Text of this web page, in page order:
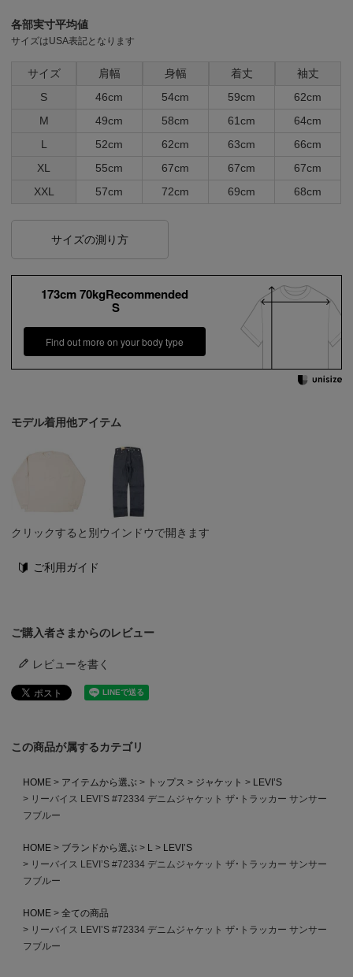
各部実寸平均値
サイズはUSA表記となります
サイズ 肩幅 身幅 着丈
袖丈
S
46cm 54cm 59cm
62cm
M
49cm 58cm 61cm
64cm
L
52cm 62cm 63cm
66cm
XL
55cm 67cm 67cm
67cm
XXL
57cm 72cm 69cm 68cm
サイズの測り方
173cm 70kgRecommended
S
Find out more on your body type
モデル着用他アイテム
クリックすると別ウインドウで開きます
ご利用ガイド
ご購入者さまからのレビュー
レビューを書く
この商品が属するカテゴリ
HOME アイテムから選ぶ トップス ジャケット
LEVI’S
リーバイス LEVI’S #72334 デニムジャケット ザ・トラッカー サンサー
フブルー
HOME ブランドから選ぶ L
LEVI’S
リーバイス LEVI’S #72334 デニムジャケット ザ・トラッカー サンサー
フブルー
HOME
全ての商品
リーバイス LEVI’S #72334 デニムジャケット ザ・トラッカー サンサー
フブルー